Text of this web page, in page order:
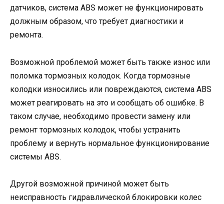
датчиков, система ABS может не функционировать
должным образом, что требует диагностики и
ремонта.
Возможной проблемой может быть также износ или
поломка тормозных колодок. Когда тормозные
колодки износились или повреждаются, система ABS
может реагировать на это и сообщать об ошибке. В
таком случае, необходимо провести замену или
ремонт тормозных колодок, чтобы устранить
проблему и вернуть нормальное функционирование
системы ABS.
Другой возможной причиной может быть
неисправность гидравлической блокировки колес